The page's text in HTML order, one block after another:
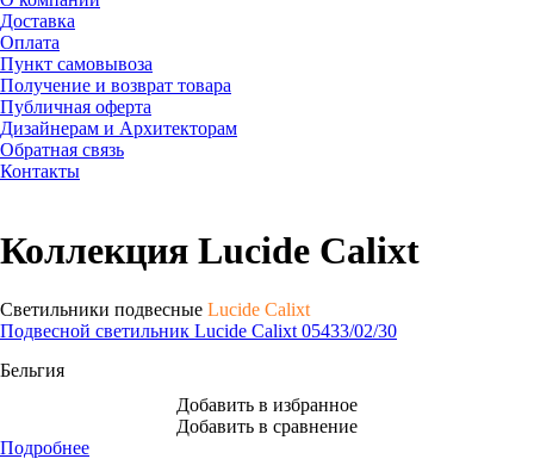
Доставка
Оплата
Пункт самовывоза
Получение и возврат товара
Публичная оферта
Дизайнерам и Архитекторам
Обратная связь
Контакты
Коллекция Lucide Calixt
Светильники подвесные Lucide Calixt
Подвесной светильник Lucide Calixt 05433/02/30
Бельгия
Добавить в избранное
Добавить в сравнение
Подробнее